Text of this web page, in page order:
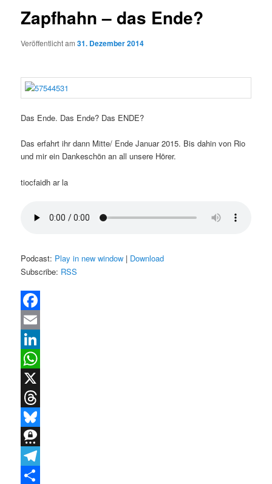
Zapfhahn – das Ende?
Veröffentlicht am31. Dezember 2014
Das Ende. Das Ende? Das ENDE?
Das erfahrt ihr dann Mitte/ Ende Januar 2015. Bis dahin von Rio
und mir ein Dankeschön an all unsere Hörer.
tiocfaidh ar la
Podcast: Play in new window | Download
Subscribe: RSS
Facebook
Email
LinkedIn
WhatsApp
X
Threads
Bluesky
Threema
Telegram